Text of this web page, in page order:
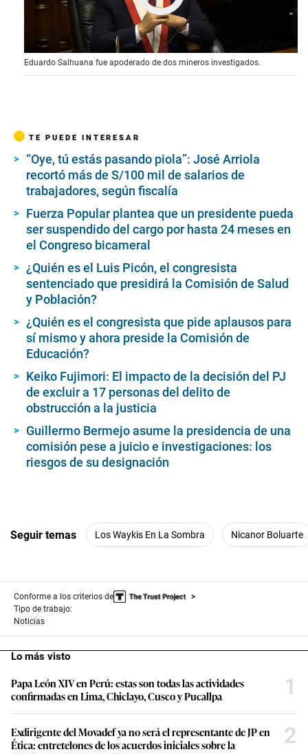
o
n
d
o
0
s
e
c
o
n
d
s
TE PUEDE INTERESAR
“Oye, tú estás pasando piola”: José Arriola
recortó más de S/100 mil de salarios de
trabajadores, según fiscalía
Fuerza Popular plantea que un presidente pueda
ser suspendido del cargo por hasta 24 meses en
el Congreso bicameral
¿Quién es el Luis Picón, el congresista
sentenciado que presidirá la Comisión de Salud
y Población?
¿Quién es el congresista que pide aplausos para
sí mismo y ahora preside la Comisión de
Educación?
Keiko Fujimori: El impacto de la decisión del PJ
de excluir a 17 personas del delito de
obstrucción a la justicia
Guillermo Bermejo asume la presidencia de una
Conforme a los criterios de
Tipo de trabajo:
Noticias
Lo más visto
Papa León XIV en Perú: estas son todas las actividades
confirmadas en Lima, Chiclayo, Cusco y Pucallpa
1